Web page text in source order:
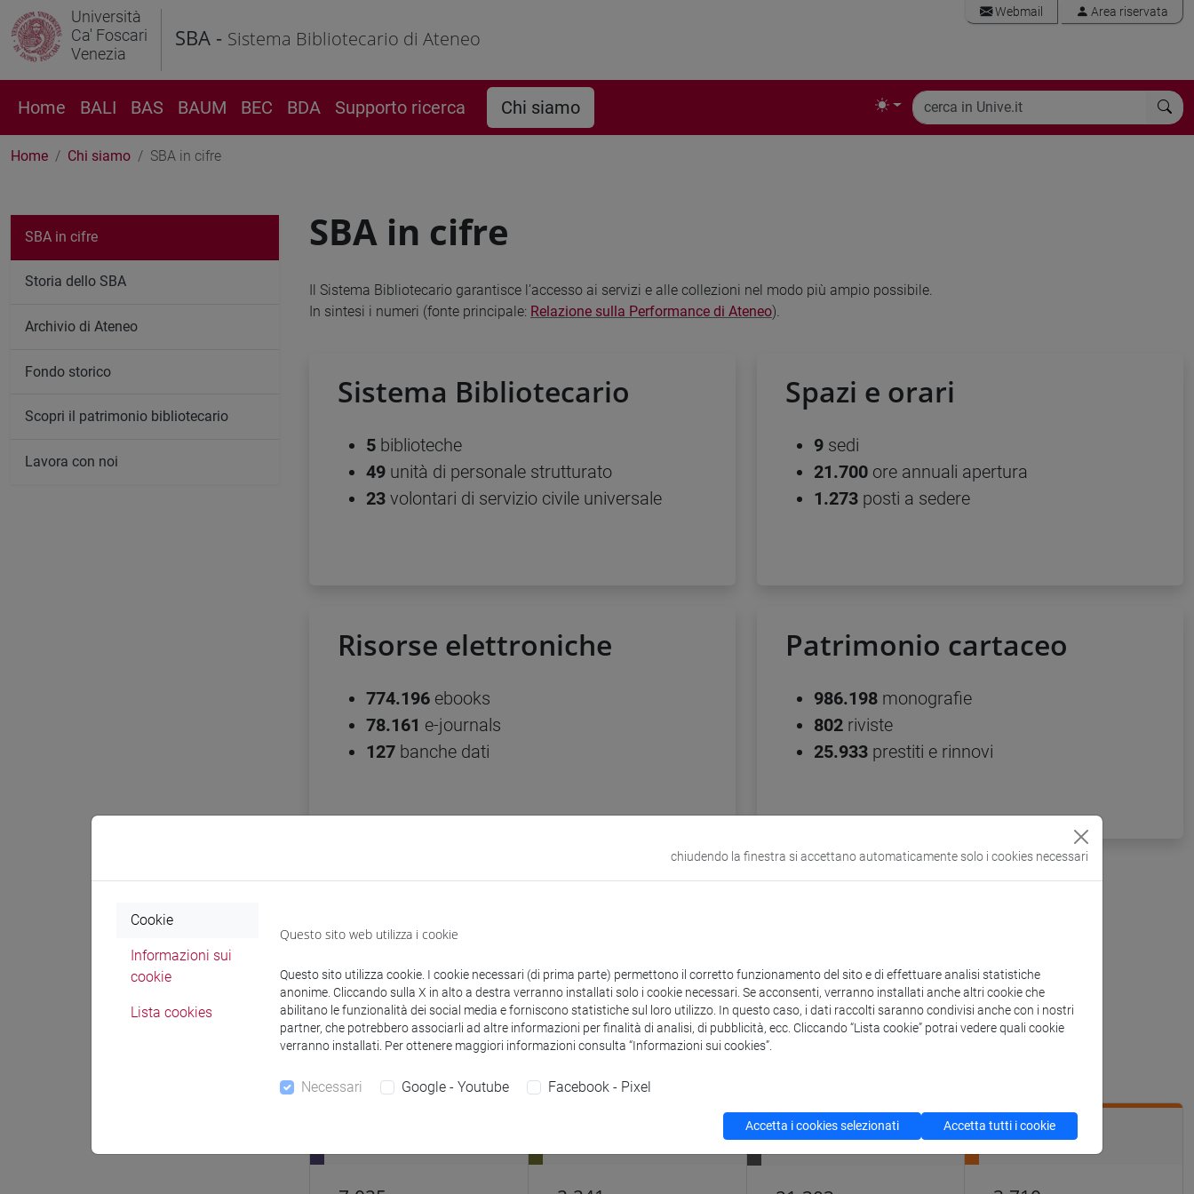
Università
Ca' Foscari
Venezia
SBA - Sistema Bibliotecario di Ateneo
Webmail Area riservata
Home BALI BAS BAUM BEC BDA Supporto ricerca Chi siamo
Home Chi siamo SBA in cifre
SBA in cifre
Il Sistema Bibliotecario garantisce l’accesso ai servizi e alle collezioni nel modo più ampio possibile.
In sintesi i numeri (fonte principale: Relazione sulla Performance di Ateneo).
Sistema Bibliotecario
5 biblioteche
49 unità di personale strutturato
23 volontari di servizio civile universale
Spazi e orari
9 sedi
21.700 ore annuali apertura
1.273 posti a sedere
Risorse elettroniche
774.196 ebooks
78.161 e-journals
127 banche dati
Patrimonio cartaceo
986.198 monografie
802 riviste
25.933 prestiti e rinnovi
Affluenza
N° di ore di prenotazione dei servizi per biblioteca - luglio 2026
BAUM BEC
SBA in cifre
Storia dello SBA
Archivio di Ateneo
Fondo storico
Scopri il patrimonio bibliotecario
Lavora con noi
chiudendo la finestra si accettano automaticamente solo i cookies necessari
Cookie
Informazioni sui
cookie
Lista cookies
Questo sito web utilizza i cookie
Questo sito utilizza cookie. I cookie necessari (di prima parte) permettono il corretto funzionamento del sito e di effettuare analisi statistiche
anonime. Cliccando sulla X in alto a destra verranno installati solo i cookie necessari. Se acconsenti, verranno installati anche altri cookie che
abilitano le funzionalità dei social media e forniscono statistiche sul loro utilizzo. In questo caso, i dati raccolti saranno condivisi anche con i nostri
partner, che potrebbero associarli ad altre informazioni per finalità di analisi, di pubblicità, ecc. Cliccando “Lista cookie” potrai vedere quali cookie
verranno installati. Per ottenere maggiori informazioni consulta “Informazioni sui cookies”.
Necessari Google - Youtube Facebook - Pixel
Accetta i cookies selezionati Accetta tutti i cookie